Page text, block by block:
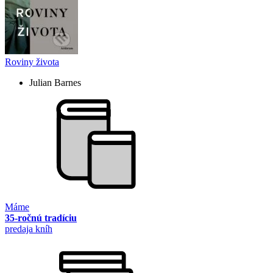
Roviny života
Julian Barnes
Máme
35-ročnú tradíciu
predaja kníh